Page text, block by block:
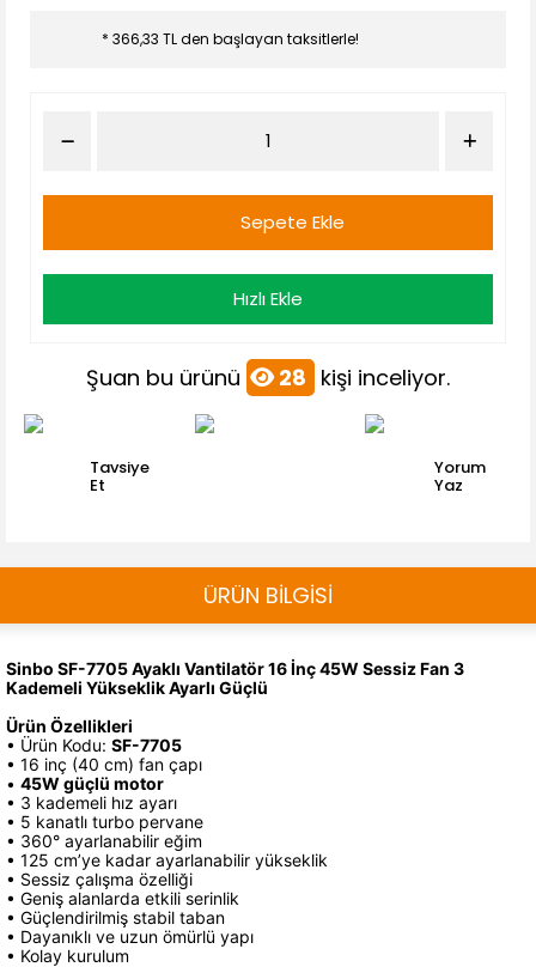
* 366,33 TL den başlayan taksitlerle!
Sepete Ekle
Hızlı Ekle
Şuan bu ürünü 28 kişi inceliyor.
Tavsiye
Et
Yorum
Yaz
ÜRÜN BİLGİSİ
Sinbo SF-7705 Ayaklı Vantilatör 16 İnç 45W Sessiz Fan 3
Kademeli Yükseklik Ayarlı Güçlü
Ürün Özellikleri
• Ürün Kodu: SF-7705
• 16 inç (40 cm) fan çapı
• 45W güçlü motor
• 3 kademeli hız ayarı
• 5 kanatlı turbo pervane
• 360° ayarlanabilir eğim
• 125 cm’ye kadar ayarlanabilir yükseklik
• Sessiz çalışma özelliği
• Geniş alanlarda etkili serinlik
• Güçlendirilmiş stabil taban
• Dayanıklı ve uzun ömürlü yapı
• Kolay kurulum